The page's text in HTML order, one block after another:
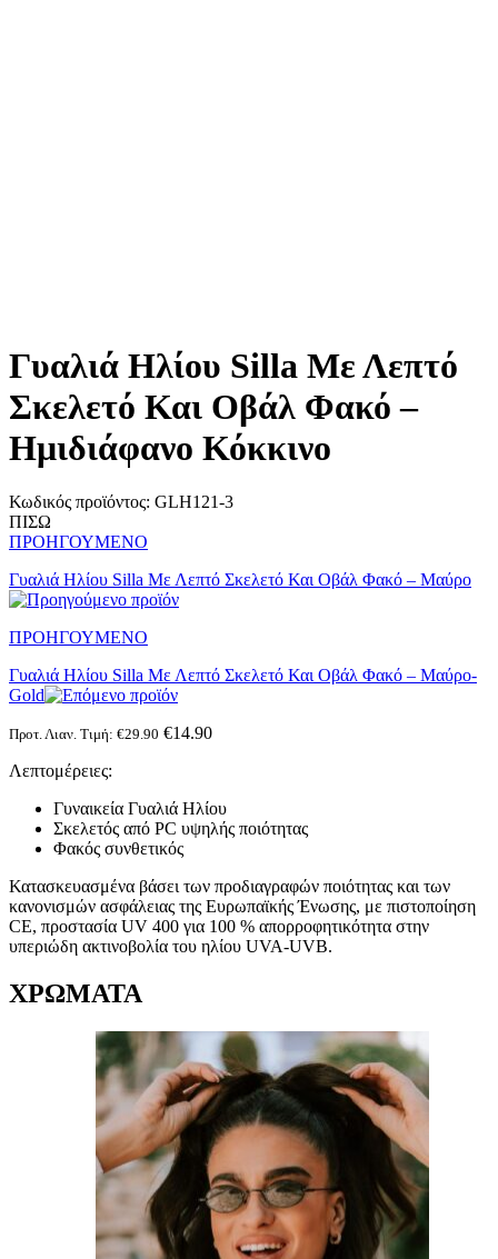
Γυαλιά Ηλίου Silla Με Λεπτό
Σκελετό Και Oβάλ Φακό –
Hμιδιάφανο Κόκκινο
Κωδικός προϊόντος: GLH121-3
ΠΙΣΩ
ΠΡΟΗΓΟΥΜΕΝΟ
Γυαλιά Ηλίου Silla Με Λεπτό Σκελετό Και Oβάλ Φακό – Μαύρο
ΠΡΟΗΓΟΥΜΕΝΟ
Γυαλιά Ηλίου Silla Με Λεπτό Σκελετό Και Oβάλ Φακό – Μαύρο-
Gold
Προτ. Λιαν. Τιμή: €29.90 €14.90
Λεπτομέρειες:
Γυναικεία Γυαλιά Ηλίου
Σκελετός από PC υψηλής ποιότητας
Φακός συνθετικός
Κατασκευασμένα βάσει των προδιαγραφών ποιότητας και των
κανονισμών ασφάλειας της Ευρωπαϊκής Ένωσης, με πιστοποίηση
CE, προστασία UV 400 για 100 % απορροφητικότητα στην
υπεριώδη ακτινοβολία του ηλίου UVA-UVB.
ΧΡΩΜΑΤΑ